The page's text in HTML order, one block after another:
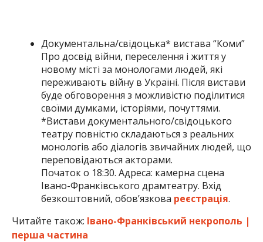
Документальна/свідоцька* вистава “Коми”
Про досвід війни, переселення і життя у
новому місті за монологами людей, які
переживають війну в Україні. Після вистави
буде обговорення з можливістю поділитися
своїми думками, історіями, почуттями.
*Вистави документального/свідоцького
театру повністю складаються з реальних
монологів або діалогів звичайних людей, що
переповідаються акторами.
Початок о 18:30. Адреса: камерна сцена
Івано-Франківського драмтеатру. Вхід
безкоштовний, обов’язкова реєстрація.
Читайте також: Івано-Франківський некрополь |
перша частина